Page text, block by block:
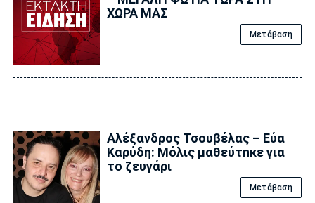
ΧΩΡΑ ΜΑΣ
Μετάβαση
Αλέξανδρος Τσουβέλας – Εύα
Καρύδη: Μόλις μαθεύτnκε για
το ζευγάρι
Μετάβαση